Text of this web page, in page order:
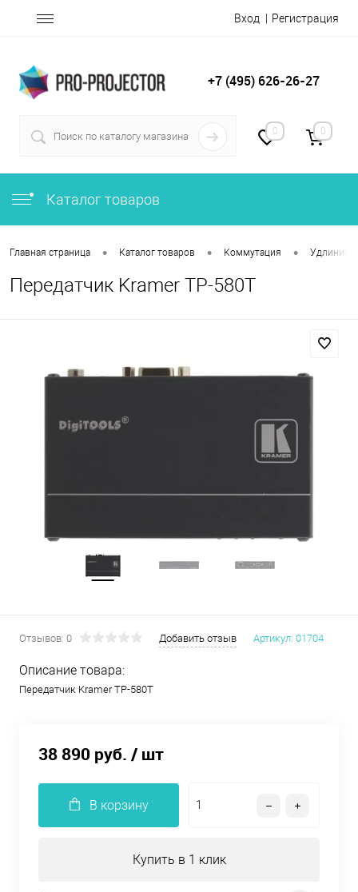
Вход Регистрация
+7 (495) 626-26-27
0 0
Каталог товаров
Главная страница • Каталог товаров • Коммутация •
Передатчик Kramer TP-580T
Отзывов: 0 Добавить отзыв Артикул: 01704
Описание товара:
Передатчик Kramer TP-580T
38 890 руб. / шт
В корзину
Купить в 1 клик